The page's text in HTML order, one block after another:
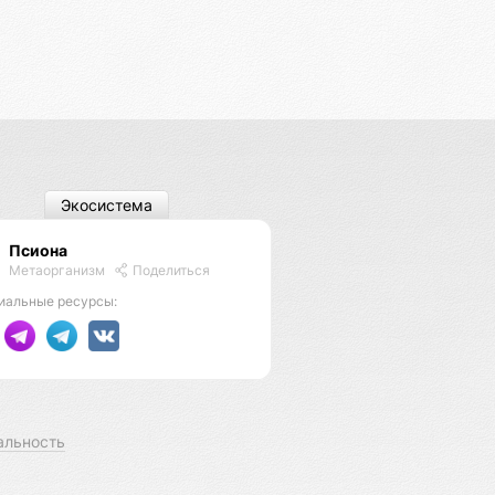
Псиона
Метаорганизм
Поделиться
ресурсы:
Экосистема